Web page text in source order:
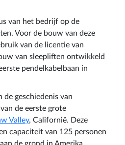
van het bedrijf op de
Voor de bouw van deze
van de licentie van
van sleepliften ontwikkeld
pendelkabelbaan in
de geschiedenis van
de eerste grote
Valley, Californië. Deze
capaciteit van 125 personen
de grond in Amerika.